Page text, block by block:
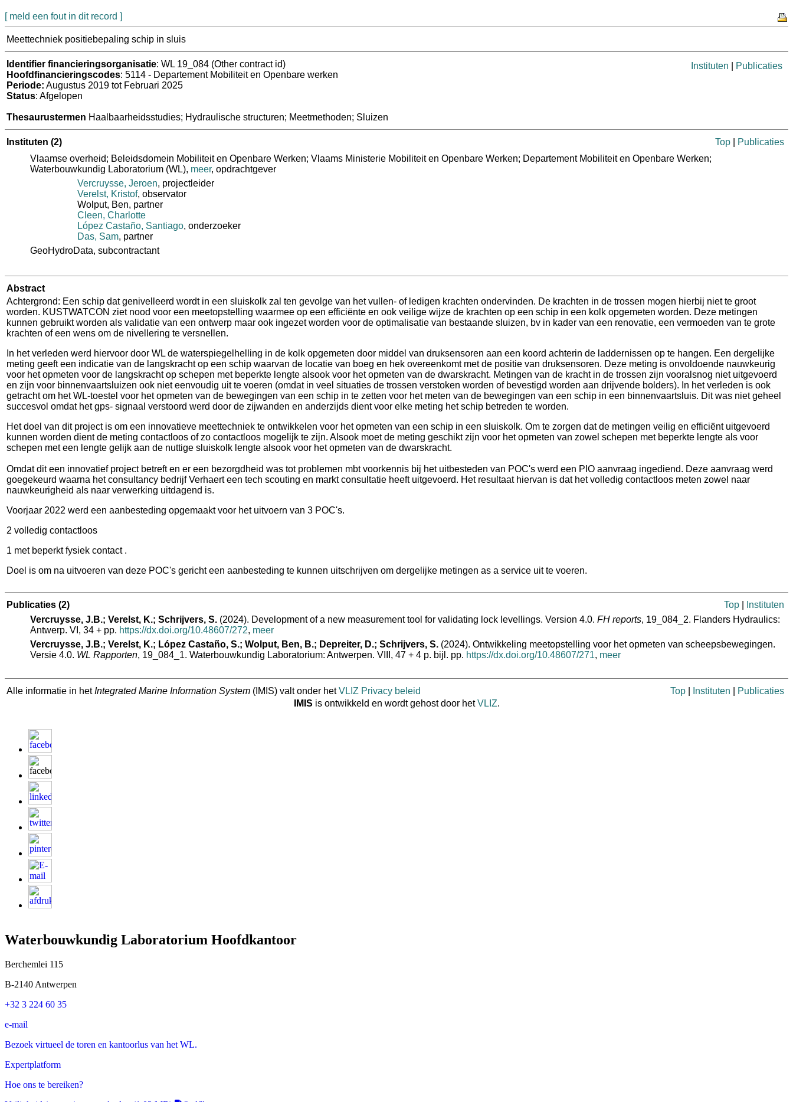
[ meld een fout in dit record ]
Meettechniek positiebepaling schip in sluis
Identifier financieringsorganisatie: WL 19_084 (Other contract id)
Hoofdfinancieringscodes: 5114 - Departement Mobiliteit en Openbare werken
Periode: Augustus 2019 tot Februari 2025
Status: Afgelopen
Thesaurustermen Haalbaarheidsstudies; Hydraulische structuren; Meetmethoden; Sluizen
Instituten Publicaties
Instituten (2) Top
Publicaties
Vlaamse overheid; Beleidsdomein Mobiliteit en Openbare Werken; Vlaams Ministerie Mobiliteit en Openbare Werken; Departement Mobiliteit en Openbare Werken;
Waterbouwkundig Laboratorium (WL), meer, opdrachtgever
Vercruysse, Jeroen, projectleider
Verelst, Kristof, observator
Wolput, Ben, partner
Cleen, Charlotte
López Castaño, Santiago, onderzoeker
Das, Sam, partner
GeoHydroData, subcontractant
Abstract
Achtergrond: Een schip dat genivelleerd wordt in een sluiskolk zal ten gevolge van het vullen- of ledigen krachten ondervinden. De krachten in de trossen mogen hierbij niet te groot
worden. KUSTWATCON ziet nood voor een meetopstelling waarmee op een efficiënte en ook veilige wijze de krachten op een schip in een kolk opgemeten worden. Deze metingen
kunnen gebruikt worden als validatie van een ontwerp maar ook ingezet worden voor de optimalisatie van bestaande sluizen, bv in kader van een renovatie, een vermoeden van te grote
krachten of een wens om de nivellering te versnellen.
In het verleden werd hiervoor door WL de waterspiegelhelling in de kolk opgemeten door middel van druksensoren aan een koord achterin de laddernissen op te hangen. Een dergelijke
meting geeft een indicatie van de langskracht op een schip waarvan de locatie van boeg en hek overeenkomt met de positie van druksensoren. Deze meting is onvoldoende nauwkeurig
voor het opmeten voor de langskracht op schepen met beperkte lengte alsook voor het opmeten van de dwarskracht. Metingen van de kracht in de trossen zijn vooralsnog niet uitgevoerd
en zijn voor binnenvaartsluizen ook niet eenvoudig uit te voeren (omdat in veel situaties de trossen verstoken worden of bevestigd worden aan drijvende bolders). In het verleden is ook
getracht om het WL-toestel voor het opmeten van de bewegingen van een schip in te zetten voor het meten van de bewegingen van een schip in een binnenvaartsluis. Dit was niet geheel
succesvol omdat het gps- signaal verstoord werd door de zijwanden en anderzijds dient voor elke meting het schip betreden te worden.
Het doel van dit project is om een innovatieve meettechniek te ontwikkelen voor het opmeten van een schip in een sluiskolk. Om te zorgen dat de metingen veilig en efficiënt uitgevoerd
kunnen worden dient de meting contactloos of zo contactloos mogelijk te zijn. Alsook moet de meting geschikt zijn voor het opmeten van zowel schepen met beperkte lengte als voor
schepen met een lengte gelijk aan de nuttige sluiskolk lengte alsook voor het opmeten van de dwarskracht.
Omdat dit een innovatief project betreft en er een bezorgdheid was tot problemen mbt voorkennis bij het uitbesteden van POC's werd een PIO aanvraag ingediend. Deze aanvraag werd
goegekeurd waarna het consultancy bedrijf Verhaert een tech scouting en markt consultatie heeft uitgevoerd. Het resultaat hiervan is dat het volledig contactloos meten zowel naar
nauwkeurigheid als naar verwerking uitdagend is.
Voorjaar 2022 werd een aanbesteding opgemaakt voor het uitvoern van 3 POC's.
2 volledig contactloos
1 met beperkt fysiek contact .
Doel is om na uitvoeren van deze POC's gericht een aanbesteding te kunnen uitschrijven om dergelijke metingen as a service uit te voeren.
Publicaties (2) Top
Instituten
Vercruysse, J.B.; Verelst, K.; Schrijvers, S. (2024). Development of a new measurement tool for validating lock levellings. Version 4.0. FH reports, 19_084_2. Flanders Hydraulics:
Antwerp. VI, 34 + pp. https://dx.doi.org/10.48607/272, meer
Vercruysse, J.B.; Verelst, K.; López Castaño, S.; Wolput, Ben, B.; Depreiter, D.; Schrijvers, S. (2024). Ontwikkeling meetopstelling voor het opmeten van scheepsbewegingen.
Versie 4.0. WL Rapporten, 19_084_1. Waterbouwkundig Laboratorium: Antwerpen. VIII, 47 + 4 p. bijl. pp. https://dx.doi.org/10.48607/271, meer
Alle informatie in hetIntegrated Marine Information System (IMIS) valt onder hetVLIZ Privacy beleid Top Instituten
Publicaties
IMIS is ontwikkeld en wordt gehost door hetVLIZ.
Waterbouwkundig Laboratorium Hoofdkantoor
Berchemlei 115
B-2140 Antwerpen
+32 3 224 60 35
e-mail
Bezoek virtueel de toren en kantoorlus van het WL.
Expertplatform
Hoe ons te bereiken?